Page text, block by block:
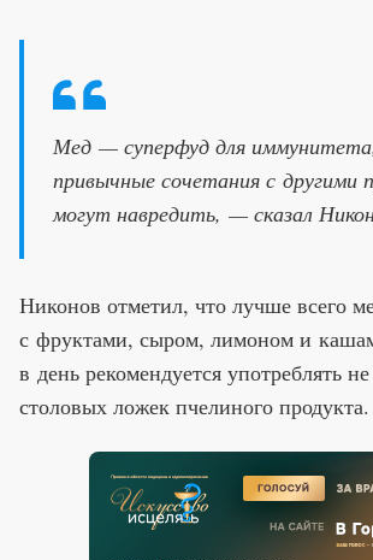
Мед — суперфуд для
привычные сочетания с другими
могут навредить, — сказал
Никонов отметил, что лучше всего
с фруктами, сыром, лимоном и
в день рекомендуется употреблять
столовых ложек пчелиного продукта.